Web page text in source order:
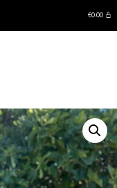
€0.00